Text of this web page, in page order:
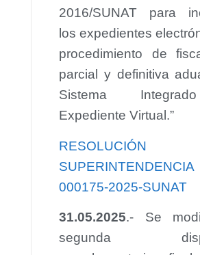
2016/SUNAT para
los expedientes
procedimiento de
parcial y definitiva
Sistema
Expediente Virtual.”
000175-2025-SUNAT
31.05.2025.- Se
segunda